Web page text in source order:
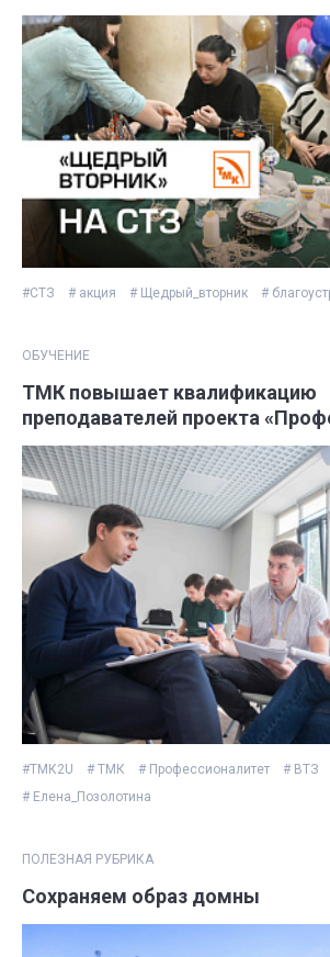
#СТЗ # акция # Щедрый_вторник #
ОБУЧЕНИЕ
ТМК повышает квалификацию
преподавателей проекта
#ТМК2U # ТМК # Профессионалитет # ВТЗ
# Елена_Позолотина
ПОЛЕЗНАЯ РУБРИКА
Сохраняем образ домны